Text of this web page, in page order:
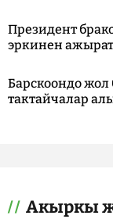
Президент
эркинен
Барскоондо
тактайчалар
Акыркы